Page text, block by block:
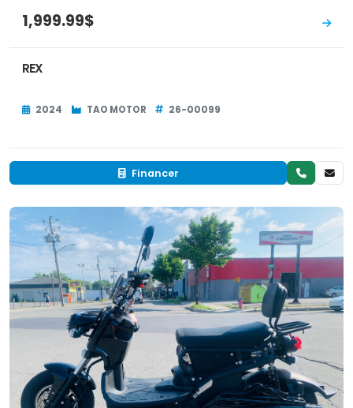
1,999.99$
REX
2024 TAO MOTOR 26-00099
Financer
RÉSERVÉ Occasion